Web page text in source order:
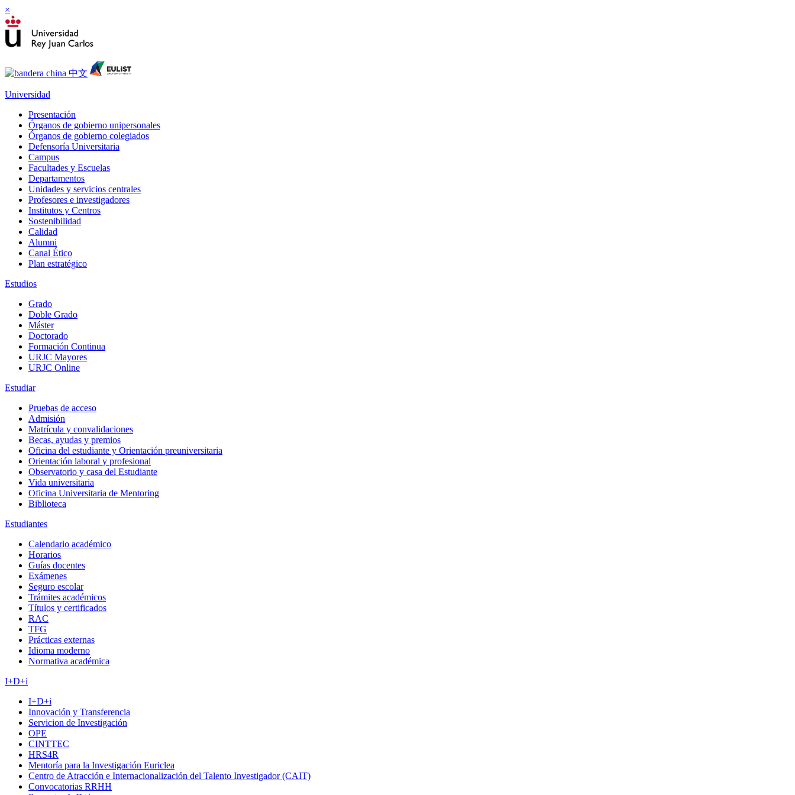
×
Universidad
Presentación
Órganos de gobierno unipersonales
Órganos de gobierno colegiados
Defensoría Universitaria
Campus
Facultades y Escuelas
Departamentos
Unidades y servicios centrales
Profesores e investigadores
Institutos y Centros
Sostenibilidad
Calidad
Alumni
Canal Ético
Plan estratégico
Estudios
Grado
Doble Grado
Máster
Doctorado
Formación Continua
URJC Mayores
URJC Online
Estudiar
Pruebas de acceso
Admisión
Matrícula y convalidaciones
Becas, ayudas y premios
Oficina del estudiante y Orientación preuniversitaria
Orientación laboral y profesional
Observatorio y casa del Estudiante
Vida universitaria
Oficina Universitaria de Mentoring
Biblioteca
Estudiantes
Calendario académico
Horarios
Guías docentes
Exámenes
Seguro escolar
Trámites académicos
Títulos y certificados
RAC
TFG
Prácticas externas
Idioma moderno
Normativa académica
I+D+i
I+D+i
Innovación y Transferencia
Servicion de Investigación
OPE
CINTTEC
HRS4R
Mentoría para la Investigación Euriclea
Centro de Atracción e Internacionalización del Talento Investigador (CAIT)
Convocatorias RRHH